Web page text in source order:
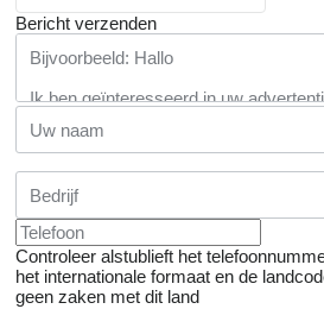
Bericht verzenden
Controleer alstublieft het
het internationale formaat en de
geen zaken met dit land